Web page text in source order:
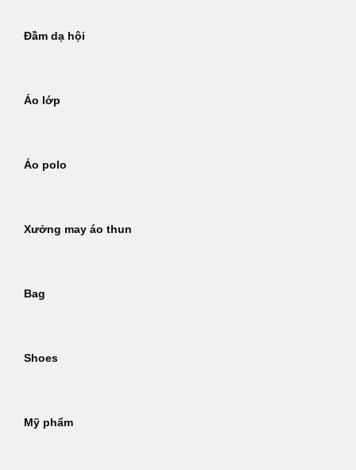
Đầm dạ hội
Áo lớp
Áo polo
Xưởng may áo thun
Bag
Shoes
Mỹ phẩm